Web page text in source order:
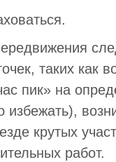
таких как
пик» на
крутых
работ.